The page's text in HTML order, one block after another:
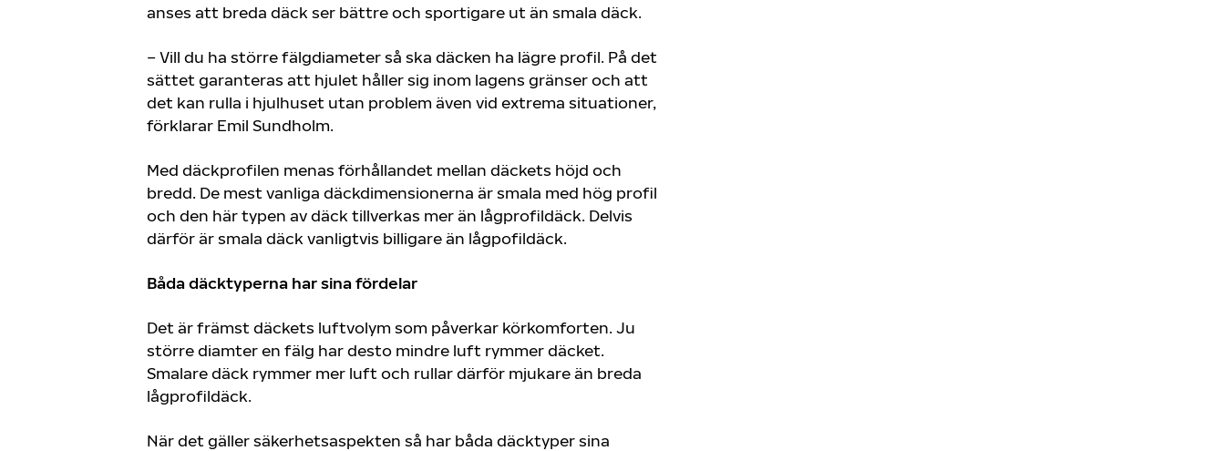
anses att breda däck ser bättre och sportigare ut än smala däck.
– Vill du ha större fälgdiameter så ska däcken ha lägre profil. På det
sättet garanteras att hjulet håller sig inom lagens gränser och att
det kan rulla i hjulhuset utan problem även vid extrema situationer,
förklarar Emil Sundholm.
Med däckprofilen menas förhållandet mellan däckets höjd och
bredd. De mest vanliga däckdimensionerna är smala med hög profil
och den här typen av däck tillverkas mer än lågprofildäck. Delvis
därför är smala däck vanligtvis billigare än lågpofildäck.
Båda däcktyperna har sina fördelar
Det är främst däckets luftvolym som påverkar körkomforten. Ju
större diamter en fälg har desto mindre luft rymmer däcket.
Smalare däck rymmer mer luft och rullar därför mjukare än breda
lågprofildäck.
När det gäller säkerhetsaspekten så har båda däcktyper sina